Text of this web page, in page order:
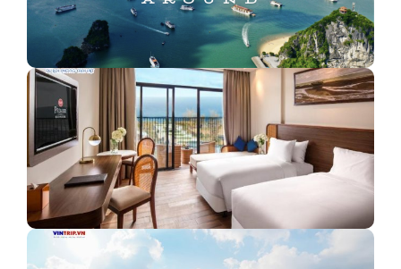
TOP 10 ĐỊA ĐIỂM DU LỊCH ĐƯỢC TÌM KIẾM NHIỀU
NHẤT…
Best Western Premier Sonasea Phú Quốc - Cực phẩm
nghỉ dưỡng…